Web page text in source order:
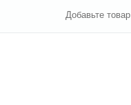
Добавьте товар